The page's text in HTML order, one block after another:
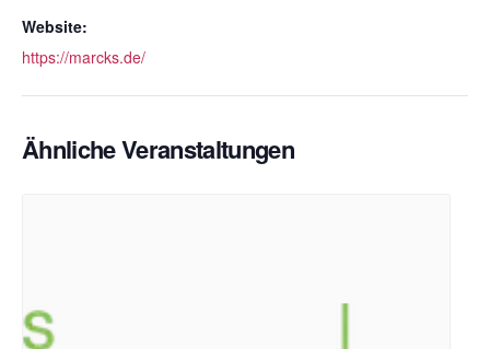
Website:
https://marcks.de/
Ähnliche Veranstaltungen